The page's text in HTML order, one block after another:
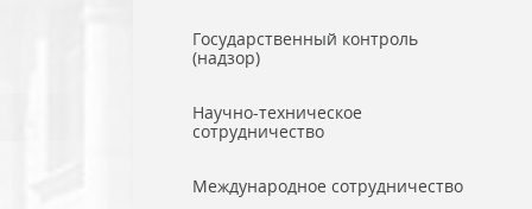
Государственный контроль
(надзор)
Научно-техническое
сотрудничество
Международное сотрудничество